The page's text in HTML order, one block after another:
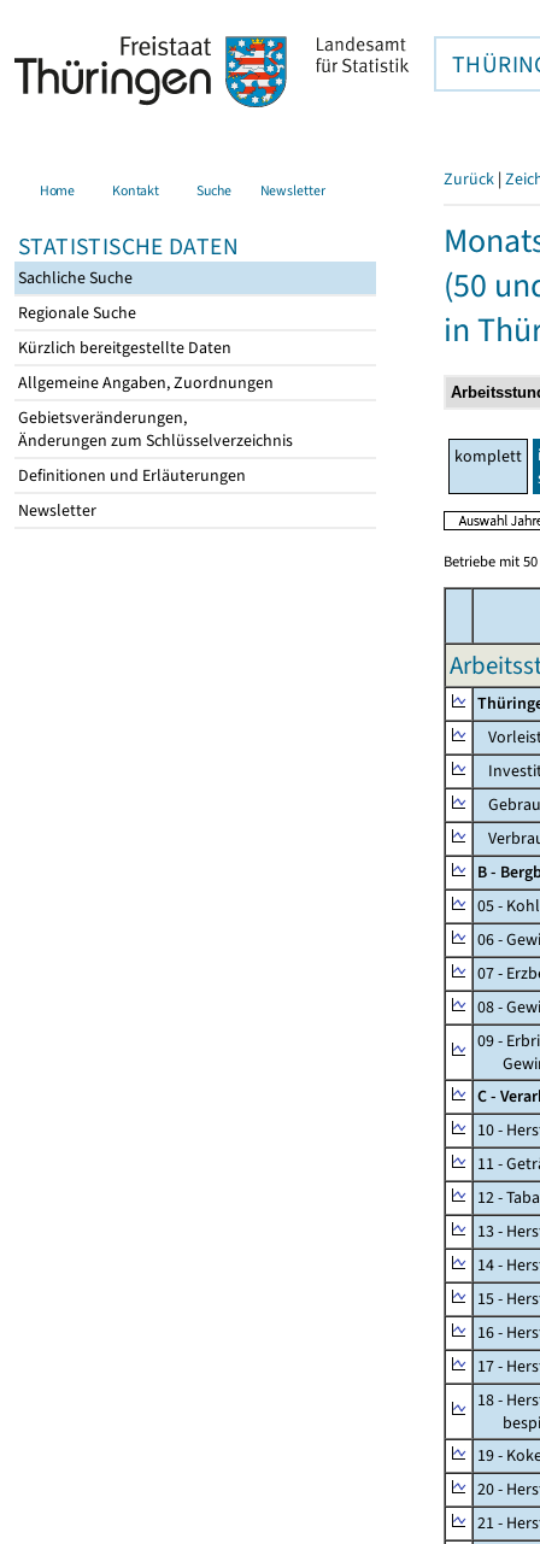
Home Kontakt Suche Newsletter
STATISTISCHE DATEN
Sachliche Suche
Regionale Suche
Kürzlich bereitgestellte Daten
Allgemeine Angaben, Zuordnungen
Gebietsveränderungen,
Änderungen zum Schlüsselverzeichnis
Definitionen und Erläuterungen
Newsletter
Zurück |
(50
in
komplett
Betriebe mit
B -
05 -
06 -
07 -
08 -
09 -
C -
10 -
11 -
12 -
13 -
14 -
15 -
16 -
17 -
18 -
19 -
20 -
21 -